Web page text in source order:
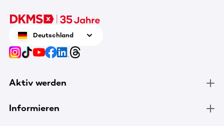
Deutschland
Aktiv werden
Informieren